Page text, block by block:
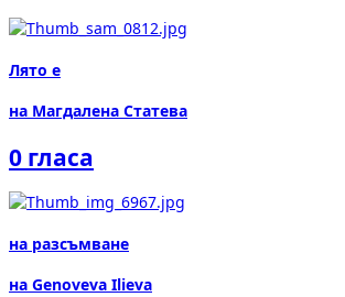
Лято е
на Магдалена Статева
0 гласа
на разсъмване
на Genoveva Ilieva